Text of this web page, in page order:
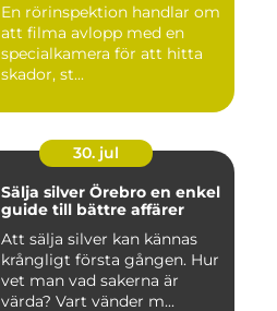
En rörinspektion handlar om
att filma avlopp med en
specialkamera för att hitta
skador, st...
30. jul
Sälja silver Örebro en enkel
guide till bättre affärer
Att sälja silver kan kännas
krångligt första gången. Hur
vet man vad sakerna är
värda? Vart vänder m...